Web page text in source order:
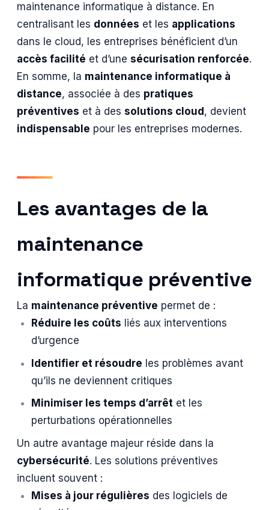
maintenance informatique à distance. En
centralisant les données et les applications
dans le cloud, les entreprises bénéficient d’un
accès facilité et d’une sécurisation renforcée.
En somme, la maintenance informatique à
distance, associée à des pratiques
préventives et à des solutions cloud , devient
indispensable pour les entreprises modernes.
Les avantages de la
maintenance
informatique préventive
La maintenance préventive permet de :
Réduire les coûts liés aux interventions
d’urgence
Identifier et résoudre les problèmes avant
qu’ils ne deviennent critiques
Minimiser les temps d’arrêtet les
perturbations opérationnelles
Un autre avantage majeur réside dans la
cybersécurité. Les solutions préventives
incluent souvent :
Mises à jour régulières des logiciels de